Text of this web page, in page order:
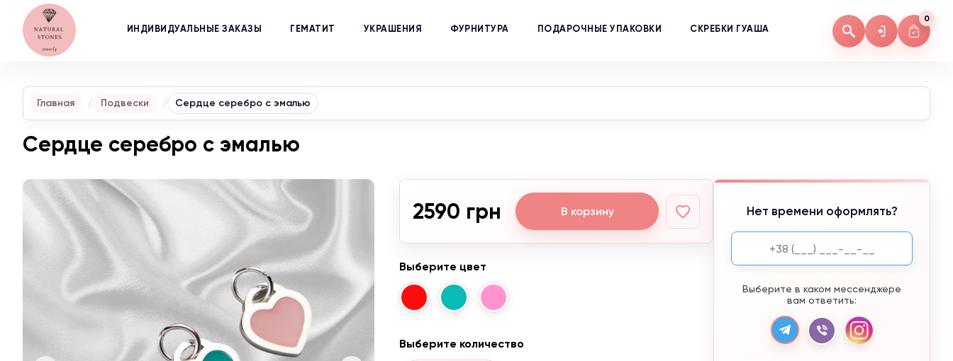
ИНДИВИДУАЛЬНЫЕ ЗАКАЗЫ ГЕМАТИТ УКРАШЕНИЯ ФУРНИТУРА ПОДАРОЧНЫЕ УПАКОВКИ СКРЕБКИ ГУАША
0
Главная Подвески Сердце серебро с эмалью
Сердце серебро с эмалью
2590 грн В корзину
Выберите цвет
Выберите количество
Нет времени оформлять?
Выберите в каком мессенджере
вам ответить: